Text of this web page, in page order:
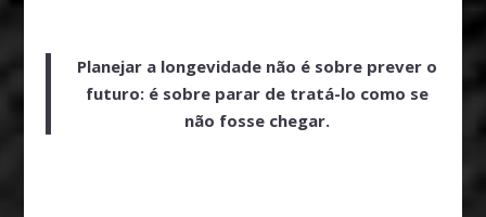
Planejar a longevidade não é sobre prever o
futuro: é sobre parar de tratá-lo como se
não fosse chegar.